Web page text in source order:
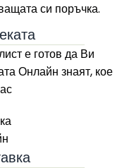
си поръчка.
е готов да Ви
Онлайн знаят, кое